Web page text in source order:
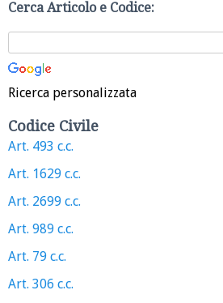
Cerca Articolo e Codice:
Ricerca personalizzata
Codice Civile
Art. 493 c.c.
Art. 1629 c.c.
Art. 2699 c.c.
Art. 989 c.c.
Art. 79 c.c.
Art. 306 c.c.